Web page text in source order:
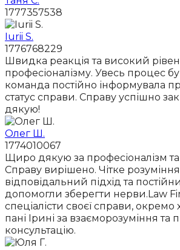
1777357538
Iurii S.
1776768229
Швидка реакція та високий
професіоналізму. Увесь процес
команда постійно інформувала
статус справи. Справу успішно
дякую!
Олег Ш.
1774010067
Щиро дякую за професіоналізм та
Справу вирішено. Чітке
відповідальний підхід та
допомогли зберегти нерви.Law
спеціалісти своєї справи, окремо
пані Ірині за взаєморозуміння та
консультацію.